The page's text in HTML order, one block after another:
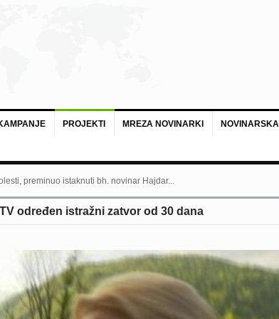
PROJEKTI MREZA NOVINARKI
preminuo istaknuti bh. novinar Hajdar...
određen istražni zatvor od 30 dana